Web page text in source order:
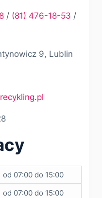
/ (81) 476-18-53 /
9, Lublin
od 07:00 do 15:00
od 07:00 do 15:00